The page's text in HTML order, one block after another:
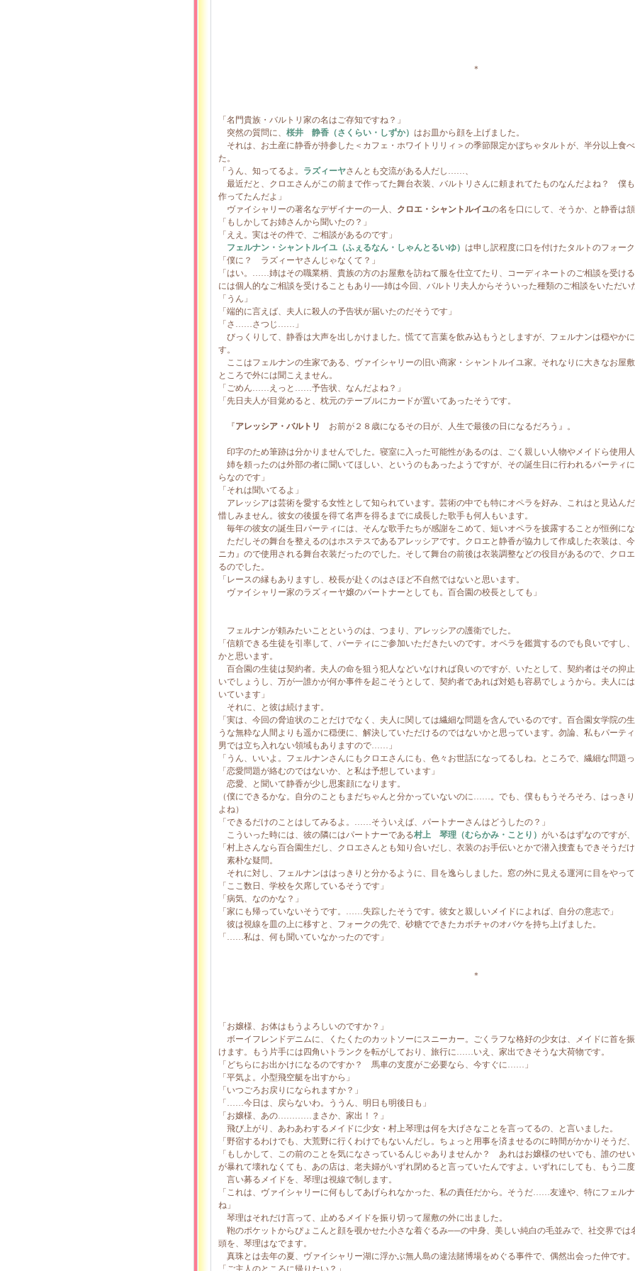
＊
「名門貴族・バルトリ家の名はご存知ですね？」
突然の質問に、 桜井 静香（さくらい・しずか） はお皿から顔を上げました。
それは、お土産に静香が持参した＜カフェ・ホワイトリリィ＞の季節限定かぼちゃタルトが、半分以上食
た。
「うん、知ってるよ。 ラズィーヤさんとも交流がある人だし……、
最近だと、クロエさんがこの前まで作ってた舞台衣装、バルトリさんに頼まれてたものなんだよね？ 僕
作ってたんだよ」
ヴァイシャリーの著名なデザイナーの一人、 クロエ・シャントルイユの名を口にして、そうか、と静香は
「もしかしてお姉さんから聞いたの？」
「ええ。実はその件で、ご相談があるのです」
フェルナン・シャントルイユ（ふぇるなん・しゃんとるいゆ） は申し訳程度に口を付けたタルトのフォー
「僕に？ ラズィーヤさんじゃなくて？」
「はい。……姉はその職業柄、貴族の方のお屋敷を訪ねて服を仕立てたり、コーディネートのご相談を受け
には個人的なご相談を受けることもあり──姉は今回、バルトリ夫人からそういった種類のご相談をいただい
「うん」
「端的に言えば、夫人に殺人の予告状が届いたのだそうです」
「さ……さつじ……」
びっくりして、静香は大声を出しかけました。慌てて言葉を飲み込もうとしますが、フェルナンは穏やか
す。
ここはフェルナンの生家である、ヴァイシャリーの旧い商家・シャントルイユ家。それなりに大きなお屋
ところで外には聞こえません。
「ごめん……えっと……予告状、なんだよね？」
「先日夫人が目覚めると、枕元のテーブルにカードが置いてあったそうです。
『アレッシア・バルトリ お前が２８歳になるその日が、人生で最後の日になるだろう』。
印字のため筆跡は分かりませんでした。寝室に入った可能性があるのは、ごく親しい人物やメイドら使用
姉を頼ったのは外部の者に聞いてほしい、というのもあったようですが、その誕生日に行われるパーティ
らなのです」
「それは聞いてるよ」
アレッシアは芸術を愛する女性として知られています。芸術の中でも特にオペラを好み、これはと見込ん
惜しみません。彼女の後援を得て名声を得るまでに成長した歌手も何人もいます。
毎年の彼女の誕生日パーティには、そんな歌手たちが感謝をこめて、短いオペラを披露することが恒例に
ただしその舞台を整えるのはホステスであるアレッシアです。クロエと静香が協力して作成した衣装は、
ニカ』ので使用される舞台衣装だったのでした。そして舞台の前後は衣装調整などの役目があるので、クロ
るのでした。
「レースの縁もありますし、校長が赴くのはさほど不自然ではないと思います。
ヴァイシャリー家のラズィーヤ嬢のパートナーとしても。百合園の校長としても」
フェルナンが頼みたいことというのは、つまり、アレッシアの護衛でした。
「信頼できる生徒を引率して、パーティにご参加いただきたいのです。オペラを鑑賞するのでも良いですし
かと思います。
百合園の生徒は契約者。夫人の命を狙う犯人などいなければ良いのですが、いたとして、契約者はその抑
いでしょうし、万が一誰かが何か事件を起こそうとして、契約者であれば対処も容易でしょうから。夫人に
いています」
それに、と彼は続けます。
「実は、今回の脅迫状のことだけでなく、夫人に関しては繊細な問題を含んでいるのです。百合園女学院の
うな無粋な人間よりも遥かに穏便に、解決していただけるのではないかと思っています。勿論、私もパーテ
男では立ち入れない領域もありますので……」
「うん、いいよ。フェルナンさんにもクロエさんにも、色々お世話になってるしね。ところで、繊細な問題
「恋愛問題が絡むのではないか、と私は予想しています」
恋愛、と聞いて静香が少し思案顔になります。
（僕にできるかな。自分のこともまだちゃんと分かっていないのに……。でも、僕ももうそろそろ、はっき
よね）
「できるだけのことはしてみるよ。……そういえば、パートナーさんはどうしたの？」
こういった時には、彼の隣にはパートナーである村上 琴理（むらかみ・ことり） がいるはずなのですが
「村上さんなら百合園生だし、クロエさんとも知り合いだし、衣装のお手伝いとかで潜入捜査もできそう
素朴な疑問。
それに対し、フェルナンははっきりと分かるように、目を逸らしました。窓の外に見える運河に目をやっ
「ここ数日、学校を欠席しているそうです」
「病気、なのかな？」
「家にも帰っていないそうです。……失踪したそうです。彼女と親しいメイドによれば、自分の意志で」
彼は視線を皿の上に移すと、フォークの先で、砂糖でできたカボチャのオバケを持ち上げました。
「……私は、何も聞いていなかったのです」
＊
「お嬢様、お体はもうよろしいのですか？」
ボーイフレンドデニムに、くたくたのカットソーにスニーカー。ごくラフな格好の少女は、メイドに首を
けます。もう片手には四角いトランクを転がしており、旅行に……いえ、家出できそうな大荷物です。
「どちらにお出かけになるのですか？ 馬車の支度がご必要なら、今すぐに……」
「平気よ。小型飛空艇を出すから」
「いつごろお戻りになられますか？」
「……今日は、戻らないわ。ううん、明日も明後日も」
「お嬢様、あの…………まさか、家出！？」
飛び上がり、あわあわするメイドに少女・村上琴理は何を大げさなことを言ってるの、と言いました。
「野宿するわけでも、大荒野に行くわけでもないんだし。ちょっと用事を済ませるのに時間がかかりそうだ
「もしかして、この前のことを気になさっているんじゃありませんか？ あれはお嬢様のせいでも、誰のせ
が暴れて壊れなくても、あの店は、老夫婦がいずれ閉めると言っていたんですよ。いずれにしても、もう二
言い募るメイドを、琴理は視線で制します。
「これは、ヴァイシャリーに何もしてあげられなかった、私の責任だから。そうだ……友達や、特にフェル
ね」
琴理はそれだけ言って、止めるメイドを振り切って屋敷の外に出ました。
鞄のポケットからぴょこんと顔を覗かせた小さな着ぐるみ──の中身、美しい純白の毛並みで、社交界では
頭を、琴理はなでます。
真珠とは去年の夏、ヴァイシャリー湖に浮かぶ無人島の違法賭博場をめぐる事件で、偶然出会った仲です。
「ご主人のところに帰りたい？」